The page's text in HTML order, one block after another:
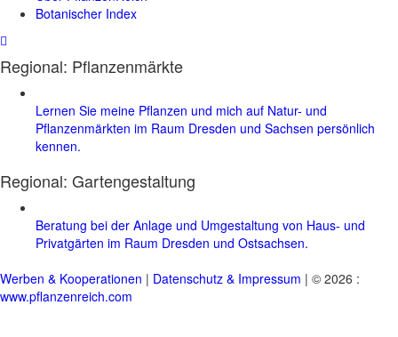
Botanischer Index
Regional: Pflanzenmärkte
Lernen Sie meine Pflanzen und mich auf Natur- und
Pflanzenmärkten im Raum Dresden und Sachsen persönlich
kennen.
Regional: Gartengestaltung
Beratung bei der Anlage und Umgestaltung von Haus- und
Privatgärten im Raum Dresden und Ostsachsen.
Werben & Kooperationen | Datenschutz & Impressum | © 2026 :
www.pflanzenreich.com